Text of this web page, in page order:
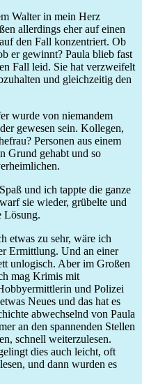
Walter in mein Herz
allerdings eher auf einen
den Fall konzentriert. Ob
er gewinnt? Paula blieb fast
Fall leid. Sie hat verzweifelt
und gleichzeitig den
wurde von niemandem
gewesen sein. Kollegen,
Personen aus einem
Grund gehabt und so
und ich tappte die ganze
sie wieder, grübelte und
Lösung.
etwas zu sehr, wäre ich
Ermittlung. Und an einer
unlogisch. Aber im Großen
mag Krimis mit
und Polizei
Neues und das hat es
abwechselnd von Paula
an den spannenden Stellen
schnell weiterzulesen.
dies auch leicht, oft
und dann wurden es